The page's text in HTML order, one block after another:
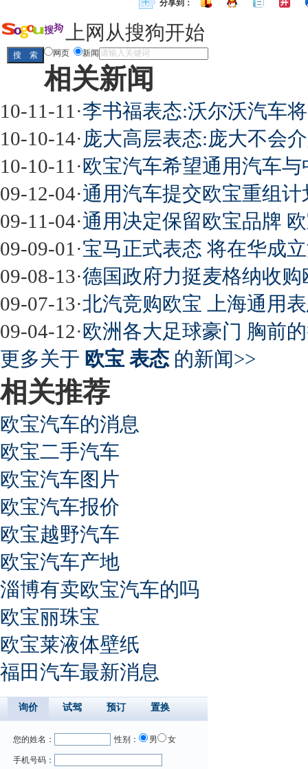
分享到：
上网从搜狗开始
网页 新闻
相关新闻
10-11-11 ·李书福表态:沃尔沃汽车
10-10-14·庞大高层表态:庞大不会
10-10-11 ·欧宝汽车希望通用汽车
09-12-04·通用汽车提交欧宝重组
09-11-04·通用决定保留欧宝品牌
09-09-01 ·宝马正式表态 将在华成
09-08-13·德国政府力挺麦格纳收
09-07-13·北汽竞购欧宝 上海通用
09-04-12·欧洲各大足球豪门 胸前
更多关于 欧宝 表态 的新闻>>
相关推荐
欧宝汽车的消息
欧宝二手汽车
欧宝汽车图片
欧宝汽车报价
欧宝越野汽车
欧宝汽车产地
淄博有卖欧宝汽车的吗
欧宝丽珠宝
欧宝莱液体壁纸
福田汽车最新消息
询价 试驾 预订 置换
您的姓名： 性别： 男 女
手机号码：